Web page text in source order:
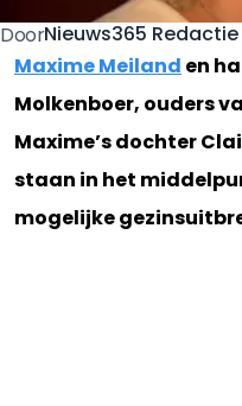
DoorNieuws365 Redactie
Maxime Meiland en
Molkenboer, ouders
Maxime’s dochter
staan in het
mogelijke